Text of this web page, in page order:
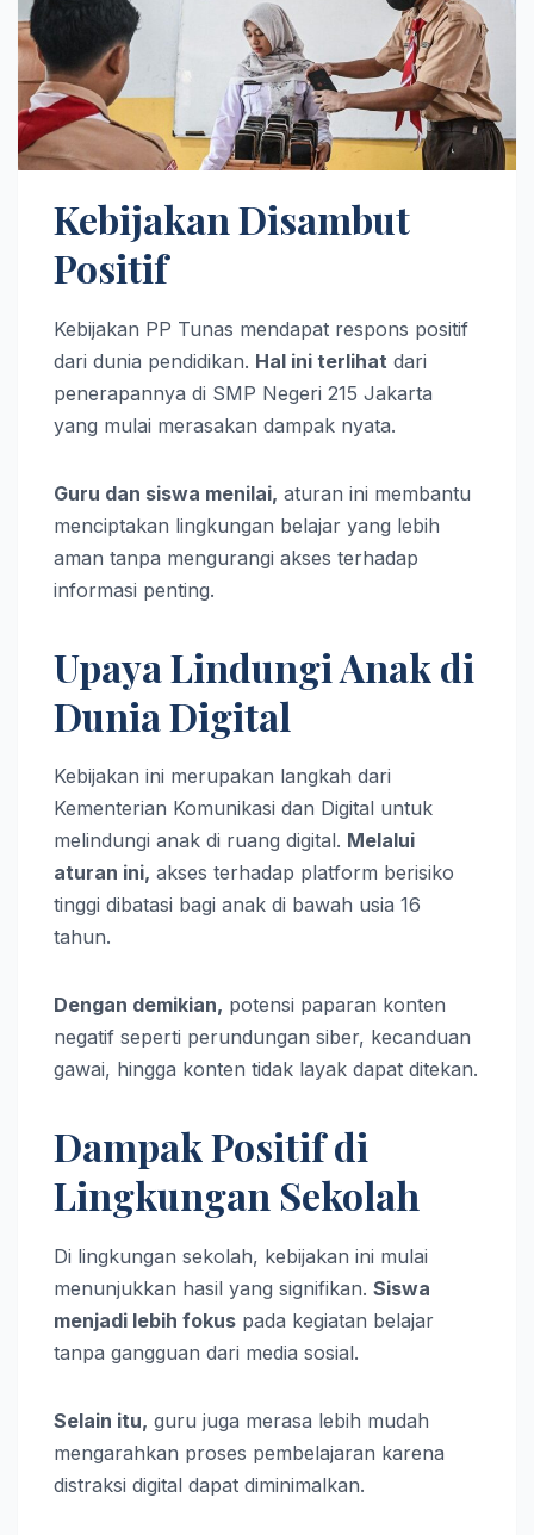
Kebijakan Disambut
Positif
Kebijakan PP Tunas mendapat respons positif
dari dunia pendidikan. Hal ini terlihat dari
penerapannya di SMP Negeri 215 Jakarta
yang mulai merasakan dampak nyata.
Guru dan siswa menilai, aturan ini membantu
menciptakan lingkungan belajar yang lebih
aman tanpa mengurangi akses terhadap
informasi penting.
Upaya Lindungi Anak di
Dunia Digital
Kebijakan ini merupakan langkah dari
Kementerian Komunikasi dan Digital untuk
melindungi anak di ruang digital. Melalui
aturan ini, akses terhadap platform berisiko
tinggi dibatasi bagi anak di bawah usia 16
tahun.
Dengan demikian, potensi paparan konten
negatif seperti perundungan siber, kecanduan
gawai, hingga konten tidak layak dapat ditekan.
Dampak Positif di
Lingkungan Sekolah
Di lingkungan sekolah, kebijakan ini mulai
menunjukkan hasil yang signifikan. Siswa
menjadi lebih fokus pada kegiatan belajar
tanpa gangguan dari media sosial.
Selain itu, guru juga merasa lebih mudah
mengarahkan proses pembelajaran karena
distraksi digital dapat diminimalkan.